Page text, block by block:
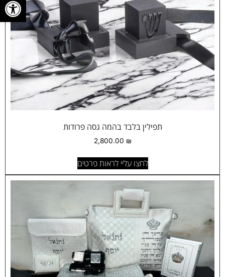
תפילין בלבד בהמה גסה פרודות
2,800.00 ₪
לחצו עליי לראות פרטים